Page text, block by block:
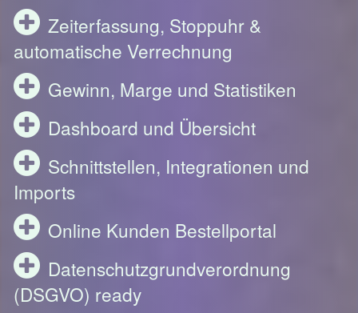
Zeiterfassung, Stoppuhr &
automatische Verrechnung
Gewinn, Marge und Statistiken
Dashboard und Übersicht
Schnittstellen, Integrationen und
Imports
Online Kunden Bestellportal
Datenschutzgrundverordnung
(DSGVO) ready